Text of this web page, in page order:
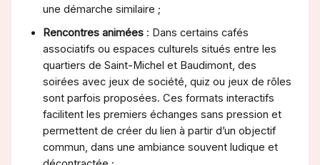
une démarche similaire ;
Rencontres animées: Dans certains cafés
associatifs ou espaces culturels situés entre les
quartiers de Saint-Michel et Baudimont, des
soirées avec jeux de société, quiz ou jeux de rôles
sont parfois proposées. Ces formats interactifs
facilitent les premiers échanges sans pression et
permettent de créer du lien à partir d’un objectif
commun, dans une ambiance souvent ludique et